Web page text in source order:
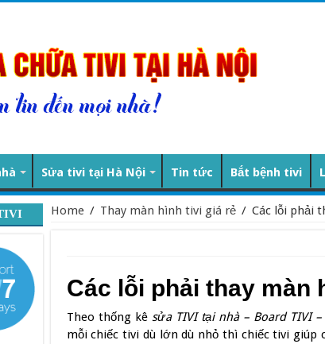
Sửa tivi tại Hà Nội Tin tức Bắt bệnh tivi
Home / Thay màn hình tivi giá rẻ / Các lỗi phải
Các lỗi phải thay màn
Theo thống kê sửa TIVI tại nhà – Board TIVI –
mỗi chiếc tivi dù lớn dù nhỏ thì chiếc tivi